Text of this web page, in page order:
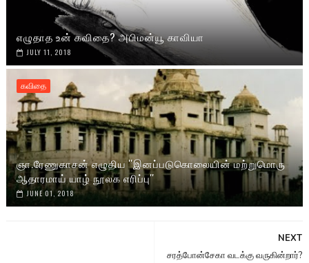
எழுதாத உன் கவிதை? அபிமன்யூ காவியா
JULY 11, 2018
கவிதை
ஞா.ரேணுகாசன் எழுதிய ''இனப்படுகொலையின் மற்றுமொரு
ஆதாரமாய் யாழ் நூலக எரிப்பு''
JUNE 01, 2018
NEXT
சரத்போன்சேகா வடக்கு வருகின்றார்?